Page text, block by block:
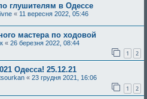
глушителям в Одессе
« 11 вересня 2022, 05:46
мастера по ходовой
« 26 березня 2022, 08:44
1 2
Одесса! 25.12.21
« 23 грудня 2021, 16:06
1 2